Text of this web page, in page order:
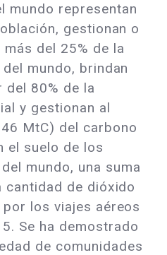
mundo representan
gestionan o
del 25% de la
mundo, brindan
80% de la
y gestionan al
MtC) del carbono
el suelo de los
mundo, una suma
cantidad de dióxido
los viajes aéreos
Se ha demostrado
de comunidades